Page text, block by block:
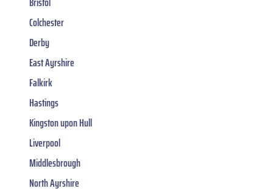
Colchester
Derby
East Ayrshire
Falkirk
Hastings
Kingston upon Hull
Liverpool
Middlesbrough
North Ayrshire